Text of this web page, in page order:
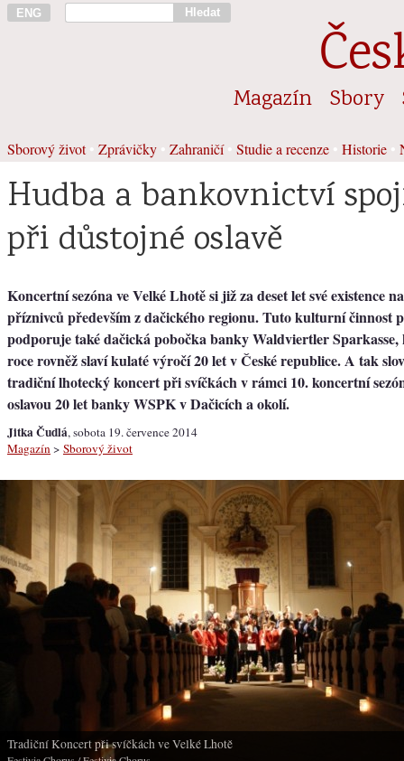
ENG Hledat
Magazín Sbory
Sborový život• Zprávičky Zahraničí• Studie a recenze Historie
Hudba a bankovnictví
při důstojné oslavě
Koncertní sezóna ve Velké Lhotě si již za deset let své existence
příznivců především z dačického regionu. Tuto kulturní činnost
podporuje také dačická pobočka banky Waldviertler
roce rovněž slaví kulaté výročí 20 let v České republice. A tak
tradiční lhotecký koncert při svíčkách v rámci 10. koncertní
oslavou 20 let banky WSPK v Dačicích a okolí.
Jitka Čudlá, sobota 19. července 2014
Magazín > Sborový život
Tradiční Koncert při svíčkách ve Velké Lhotě